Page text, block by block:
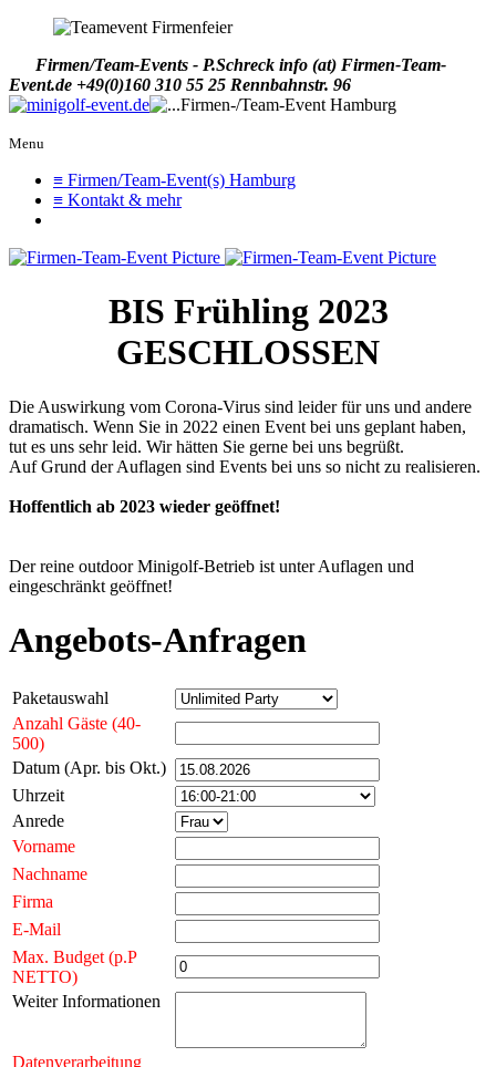
Firmen/Team-Events - P.Schreck info (at) Firmen-Team-
Event.de +49(0)160 310 55 25 Rennbahnstr. 96
Menu
≡ Firmen/Team-Event(s) Hamburg
≡ Kontakt & mehr
BIS Frühling 2023
GESCHLOSSEN
Die Auswirkung vom Corona-Virus sind leider für uns und andere
dramatisch. Wenn Sie in 2022 einen Event bei uns geplant haben,
tut es uns sehr leid. Wir hätten Sie gerne bei uns begrüßt.
Auf Grund der Auflagen sind Events bei uns so nicht zu realisieren.
Hoffentlich ab 2023 wieder geöffnet!
Der reine outdoor Minigolf-Betrieb ist unter Auflagen und
eingeschränkt geöffnet!
Angebots-Anfragen
Paketauswahl
Anzahl Gäste (40-
500)
Datum (Apr. bis Okt.)
Uhrzeit
Anrede
Vorname
Nachname
Firma
E-Mail
Max. Budget (p.P
NETTO)
Weiter Informationen
Datenverarbeitung